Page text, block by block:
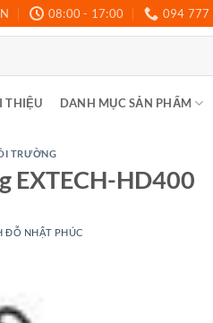
08:00 - 17:00 094 777
THIỆU DANH MỤC SẢN PHẨM
TRƯỜNG
EXTECH-HD400
ĐỖ NHẬT PHÚC